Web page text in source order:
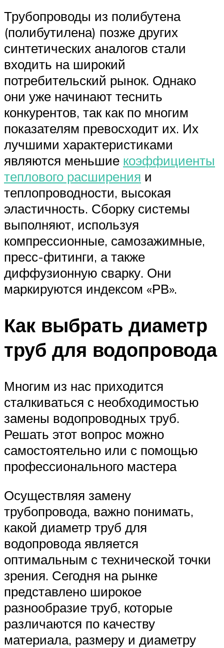
Трубопроводы из полибутена
(полибутилена) позже других
синтетических аналогов стали
входить на широкий
потребительский рынок. Однако
они уже начинают теснить
конкурентов, так как по многим
показателям превосходит их. Их
лучшими характеристиками
являются меньшие коэффициенты
теплового расширения и
теплопроводности, высокая
эластичность. Сборку системы
выполняют, используя
компрессионные, самозажимные,
пресс-фитинги, а также
диффузионную сварку. Они
маркируются индексом «РВ».
Как выбрать диаметр
труб для водопровода
Многим из нас приходится
сталкиваться с необходимостью
замены водопроводных труб.
Решать этот вопрос можно
самостоятельно или с помощью
профессионального мастера
Осуществляя замену
трубопровода, важно понимать,
какой диаметр труб для
водопровода является
оптимальным с технической точки
зрения. Сегодня на рынке
представлено широкое
разнообразие труб, которые
различаются по качеству
материала, размеру и диаметру